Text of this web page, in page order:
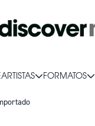
ARTISTAS FORMATOS